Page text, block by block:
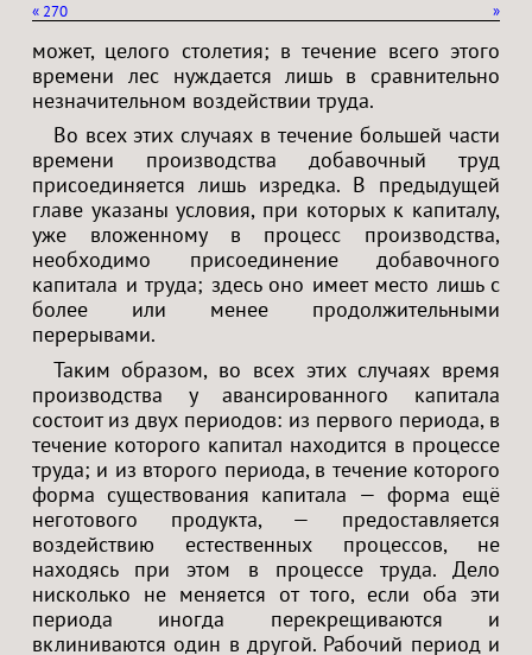
« »
270
может, целого столетия; в течение всего этого
времени лес нуждается лишь в сравнительно
незначительном воздействии труда.
Во всех этих случаях в течение большей части
времени производства добавочный труд
присоединяется лишь изредка. В предыдущей
главе указаны условия, при которых к капиталу,
уже вложенному в процесс производства,
необходимо присоединение добавочного
капитала и труда; здесь оно имеет место лишь с
более или менее продолжительными
перерывами.
Таким образом, во всех этих случаях время
производства у авансированного капитала
состоит из двух периодов: из первого периода, в
течение которого капитал находится в процессе
труда; и из второго периода, в течение которого
форма существования капитала — форма ещё
неготового продукта, — предоставляется
воздействию естественных процессов, не
находясь при этом в процессе труда. Дело
нисколько не меняется от того, если оба эти
периода иногда перекрещиваются и
вклиниваются один в другой. Рабочий период и